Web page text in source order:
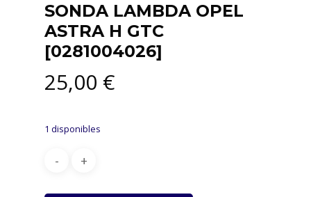
SONDA LAMBDA OPEL
ASTRA H GTC
[0281004026]
25,00 €
1 disponibles